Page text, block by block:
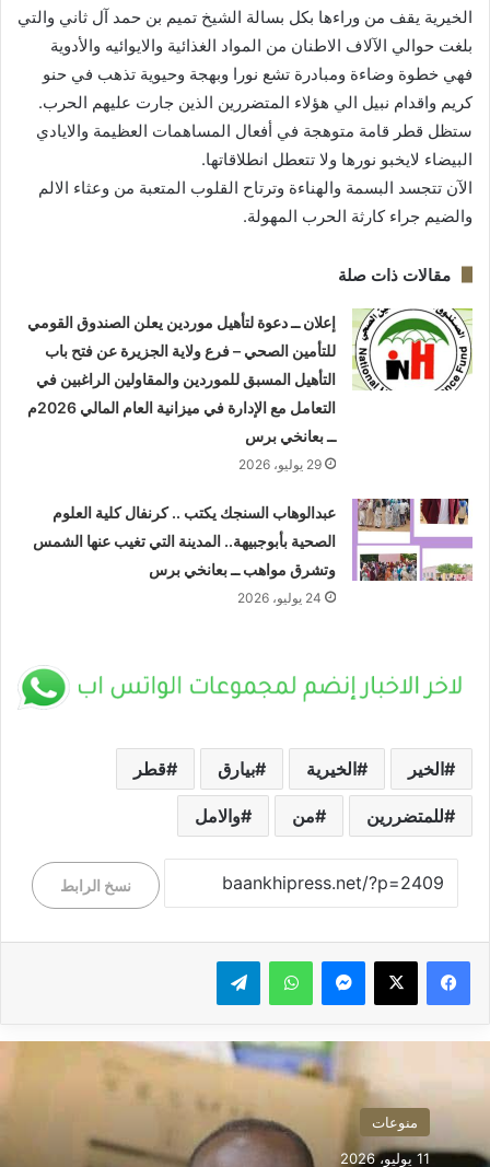
الخيرية يقف من وراءها بكل بسالة الشيخ تميم بن حمد آل ثاني والتي
بلغت حوالي الآلاف الاطنان من المواد الغذائية والايوائيه والأدوية
فهي خطوة وضاءة ومبادرة تشع نورا وبهجة وحيوية تذهب في حنو
كريم واقدام نبيل الي هؤلاء المتضررين الذين جارت عليهم الحرب.
ستظل قطر قامة متوهجة في أفعال المساهمات العظيمة والايادي
البيضاء لايخبو نورها ولا تتعطل انطلاقاتها.
الآن تتجسد البسمة والهناءة وترتاح القلوب المتعبة من وعثاء الالم
والضيم جراء كارثة الحرب المهولة.
مقالات ذات صلة
إعلان ــ دعوة لتأهيل موردين يعلن الصندوق القومي
للتأمين الصحي – فرع ولاية الجزيرة عن فتح باب
التأهيل المسبق للموردين والمقاولين الراغبين في
التعامل مع الإدارة في ميزانية العام المالي 2026م
ــ بعانخي برس
29 يوليو، 2026
عبدالوهاب السنجك يكتب .. كرنفال كلية العلوم
الصحية بأبوجبيهة.. المدينة التي تغيب عنها الشمس
وتشرق مواهب ــ بعانخي برس
24 يوليو، 2026
الخير الخيرية بيارق قطر
للمتضررين من والامل
نسخ الرابط
واتساب
منوعات
11 يوليو، 2026